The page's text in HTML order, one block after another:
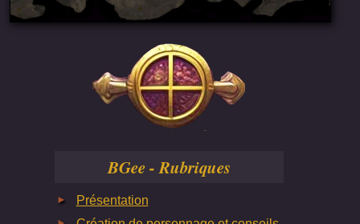
BGee - Rubriques
Présentation